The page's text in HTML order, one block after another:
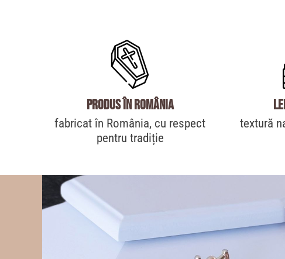
produs în România
fabricat în România, cu respect
pentru tradiție
textură